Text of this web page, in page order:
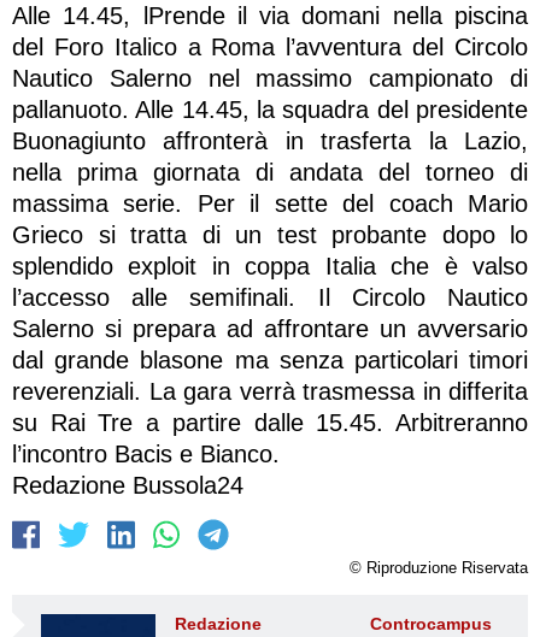
Alle 14.45, lPrende il via domani nella piscina
del Foro Italico a Roma l’avventura del Circolo
Nautico Salerno nel massimo campionato di
pallanuoto. Alle 14.45, la squadra del presidente
Buonagiunto affronterà in trasferta la Lazio,
nella prima giornata di andata del torneo di
massima serie. Per il sette del coach Mario
Grieco si tratta di un test probante dopo lo
splendido exploit in coppa Italia che è valso
l’accesso alle semifinali. Il Circolo Nautico
Salerno si prepara ad affrontare un avversario
dal grande blasone ma senza particolari timori
reverenziali. La gara verrà trasmessa in differita
su Rai Tre a partire dalle 15.45. Arbitreranno
l’incontro Bacis e Bianco.
Redazione Bussola24
© Riproduzione Riservata
Redazione Controcampus